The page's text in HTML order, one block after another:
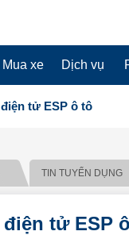
Mua xe Dịch vụ
tử ESP ô tô
TIN TUYỂN DỤNG
tử ESP